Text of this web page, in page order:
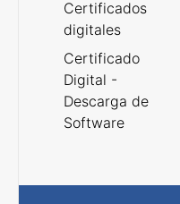
Certificados
digitales
Certificado
Digital -
Descarga de
Software